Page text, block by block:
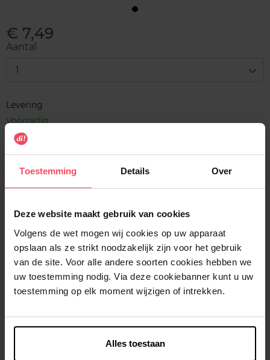
Toestemming Details Over
Deze website maakt gebruik van cookies
Volgens de wet mogen wij cookies op uw apparaat
opslaan als ze strikt noodzakelijk zijn voor het gebruik
van de site. Voor alle andere soorten cookies hebben we
uw toestemming nodig. Via deze cookiebanner kunt u uw
toestemming op elk moment wijzigen of intrekken.
Alles toestaan
€ 7,49
Aantal
1
Levering
Voorradig
Gratis levering bij aankoop van min. 35€.
Verzending binnen 24u
Beschrijving
Kenmerken